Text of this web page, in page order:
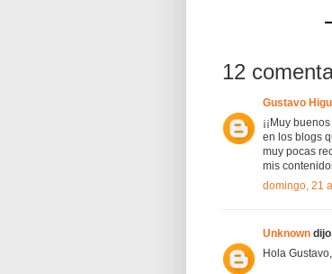
12
Gustavo
¡¡Muy
en los blogs
muy pocas
mis
domingo, 21
Unknown
Hola